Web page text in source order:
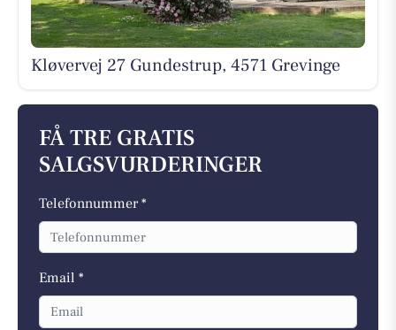
Kløvervej 27 Gundestrup, 4571 Grevinge
FÅ TRE GRATIS
SALGSVURDERINGER
Telefonnummer *
Email *